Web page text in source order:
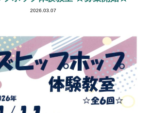
2026.03.07